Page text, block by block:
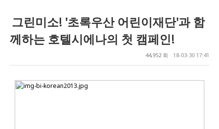
그린미소! '초록우산 어린이재단'과 함
께하는 호텔시에나의 첫 캠페인!
44,952 회 18-03-30 17:41